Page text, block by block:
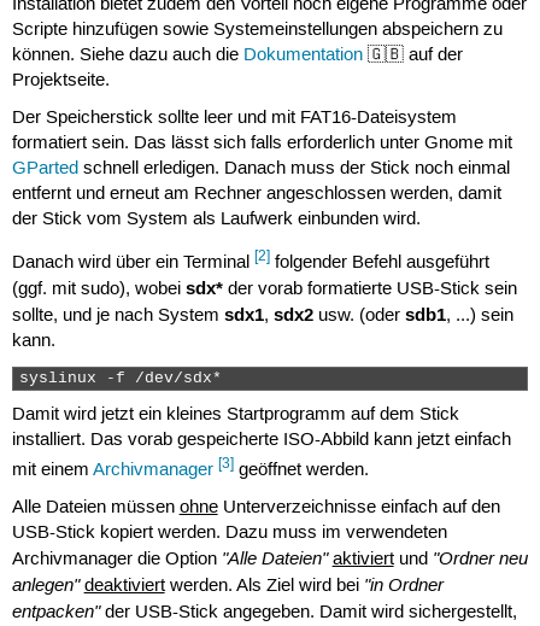
Installation bietet zudem den Vorteil noch eigene Programme oder
Scripte hinzufügen sowie Systemeinstellungen abspeichern zu
können. Siehe dazu auch die Dokumentation🇬🇧 auf der
Projektseite.
Der Speicherstick sollte leer und mit FAT16-Dateisystem
formatiert sein. Das lässt sich falls erforderlich unter Gnome mit
GPartedschnell erledigen. Danach muss der Stick noch einmal
entfernt und erneut am Rechner angeschlossen werden, damit
der Stick vom System als Laufwerk einbunden wird.
Danach wird über ein Terminal [2]folgender Befehl ausgeführt
(ggf. mit sudo), wobei sdx*der vorab formatierte USB-Stick sein
sollte, und je nach System sdx1, sdx2usw. (oder sdb1, ...) sein
kann.
syslinux -f /dev/sdx*
Damit wird jetzt ein kleines Startprogramm auf dem Stick
installiert. Das vorab gespeicherte ISO-Abbild kann jetzt einfach
mit einem Archivmanager [3]geöffnet werden.
Alle Dateien müssen ohneUnterverzeichnisse einfach auf den
USB-Stick kopiert werden. Dazu muss im verwendeten
Archivmanager die Option "Alle Dateien" aktiviertund "Ordner neu
anlegen" deaktiviertwerden. Als Ziel wird bei "in Ordner
entpacken"der USB-Stick angegeben. Damit wird sichergestellt,